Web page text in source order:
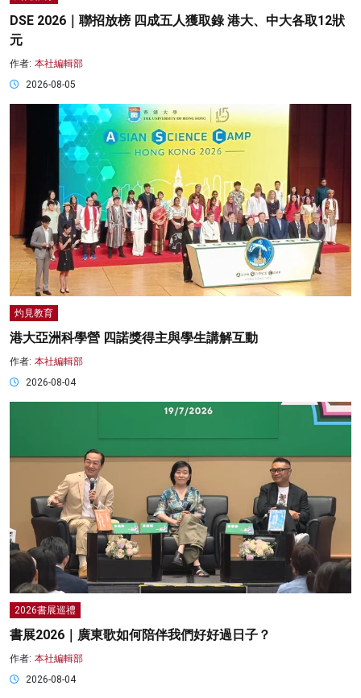
DSE 2026｜聯招放榜 四成五人獲取錄 港大、中大各取12狀
元
作者: 本社編輯部
2026-08-05
灼見教育
港大亞洲科學營 四諾獎得主與學生講解互動
作者: 本社編輯部
2026-08-04
2026書展巡禮
書展2026｜廣東歌如何陪伴我們好好過日子？
作者: 本社編輯部
2026-08-04